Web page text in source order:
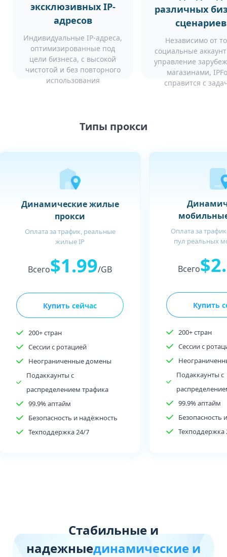
эксклюзивных IP-
адресов
Индивидуальные IP-адреса,
оптимизированные под
цели бизнеса, с высокой
чистотой и без повторного
использования
различных
сценариев
Независимо от
социальные
управление
магазинами,
справится с
Типы прокси
Динамические жилые
прокси
Оплата за трафик, реальные
жилые IP
Всего$1.99/GB
Купить сейчас
200+ стран
Сессии с ротацией
Неограниченные домены
Подаккаунты с
распределением трафика
99.9% аптайм
Безопасность и надёжность
Техподдержка 24/7
Оплата за
пул реальных
Всего
Купить
200+ стран
Сессии с
Подаккаунты с
99.9% аптайм
Безопасность
Техподдержка
Стабильные и
надежныединамические и